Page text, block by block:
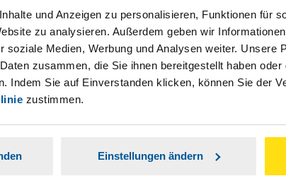
und Anzeigen zu personalisieren, Funktionen für
zu analysieren. Außerdem geben wir
soziale Medien, Werbung und Analysen weiter. Unsere
zusammen, die Sie ihnen bereitgestellt haben
Indem Sie auf Einverstanden klicken, können Sie der
zustimmen.
Einstellungen ändern